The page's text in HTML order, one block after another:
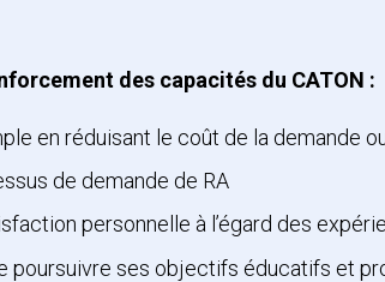
des capacités du CATON :
en réduisant le coût de la demande
de demande de RA
personnelle à l’égard des
poursuivre ses objectifs éducatifs et